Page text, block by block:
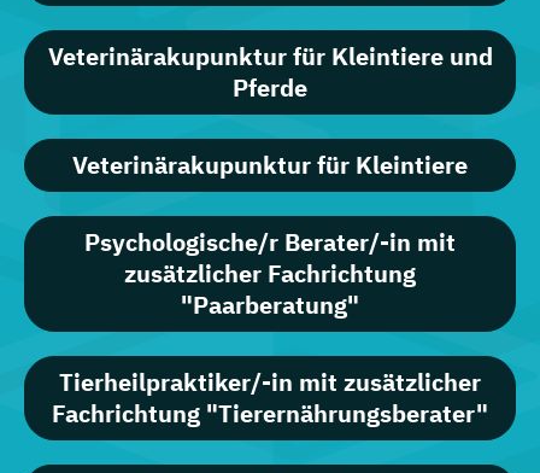
Veterinärakupunktur für Kleintiere und
Pferde
Veterinärakupunktur für Kleintiere
Psychologische/r Berater/-in mit
zusätzlicher Fachrichtung
"Paarberatung"
Tierheilpraktiker/-in mit zusätzlicher
Fachrichtung "Tierernährungsberater"